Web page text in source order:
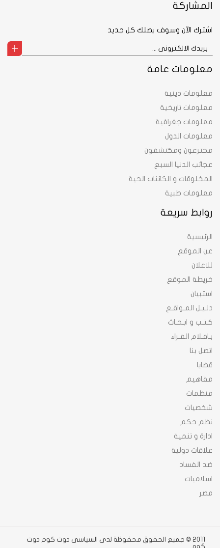
روابط سريعة
الرئيسية
عن الموقع
للاعلان
خريطة الموقع
استبيان
دلـيـل المـواقـع
كـتـب و ابـحـاث
بـاقـلام القـراء
اتصل بنا
قضايا
مفاهيم
منظمات
شخصيات
نظم حكم
ادارة و تنمية
علاقات دولية
ضد الفساد
اسلاميات
مصر
معلومات عامة
معلومات دينية
معلومات تاريخية
معلومات جغرافية
معلومات الدول
مخترعون ومكتشفون
عجائب الدنيا السبع
المخلوقات و الكائنات الحية
معلومات طبية
المشاركة
اشترك الآن وسوف يصلك كل جديد
2011 © جميع الحقوق محفوظة لدى السياسى دوت كوم دوت
كوم